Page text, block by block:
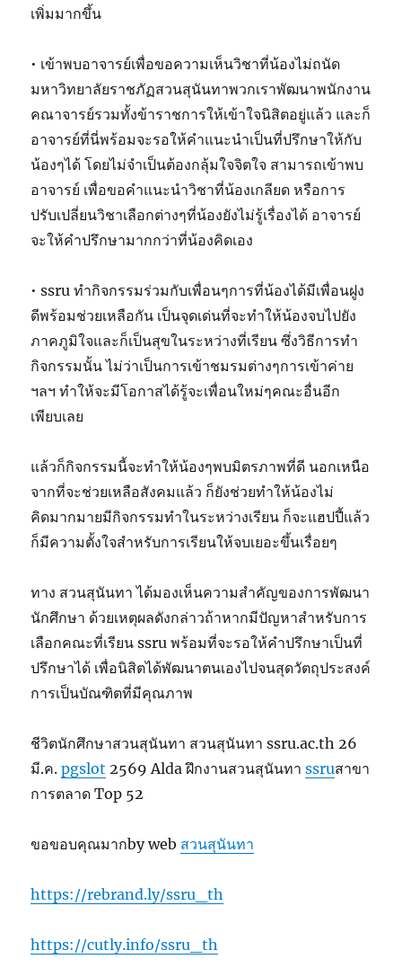
เพิ่มมากขึ้น
• เข้าพบอาจารย์เพื่อขอความเห็นวิชาที่น้องไม่ถนัด
มหาวิทยาลัยราชภัฏสวนสุนันทาพวกเราพัฒนาพนักงาน
คณาจารย์รวมทั้งข้าราชการให้เข้าใจนิสิตอยู่แล้ว และก็
อาจารย์ที่นี่พร้อมจะรอให้คำแนะนำเป็นที่ปรึกษาให้กับ
น้องๆได้ โดยไม่จำเป็นต้องกลุ้มใจจิตใจ สามารถเข้าพบ
อาจารย์ เพื่อขอคำแนะนำวิชาที่น้องเกลียด หรือการ
ปรับเปลี่ยนวิชาเลือกต่างๆที่น้องยังไม่รู้เรื่องได้ อาจารย์
จะให้คำปรึกษามากกว่าที่น้องคิดเอง
• ssru ทำกิจกรรมร่วมกับเพื่อนๆการที่น้องได้มีเพื่อนฝูง
ดีพร้อมช่วยเหลือกัน เป็นจุดเด่นที่จะทำให้น้องจบไปยัง
ภาคภูมิใจและก็เป็นสุขในระหว่างที่เรียน ซึ่งวิธีการทำ
กิจกรรมนั้น ไม่ว่าเป็นการเข้าชมรมต่างๆการเข้าค่าย
ฯลฯ ทำให้จะมีโอกาสได้รู้จะเพื่อนใหม่ๆคณะอื่นอีก
เพียบเลย
แล้วก็กิจกรรมนี้จะทำให้น้องๆพบมิตรภาพที่ดี นอกเหนือ
จากที่จะช่วยเหลือสังคมแล้ว ก็ยังช่วยทำให้น้องไม่
คิดมากมายมีกิจกรรมทำในระหว่างเรียน ก็จะแฮปปี้แล้ว
ก็มีความตั้งใจสำหรับการเรียนให้จบเยอะขึ้นเรื่อยๆ
ทาง สวนสุนันทา ได้มองเห็นความสำคัญของการพัฒนา
นักศึกษา ด้วยเหตุผลดังกล่าวถ้าหากมีปัญหาสำหรับการ
เลือกคณะที่เรียน ssru พร้อมที่จะรอให้คำปรึกษาเป็นที่
ปรึกษาได้ เพื่อนิสิตได้พัฒนาตนเองไปจนสุดวัตถุประสงค์
การเป็นบัณฑิตที่มีคุณภาพ
ชีวิตนักศึกษาสวนสุนันทา สวนสุนันทา ssru.ac.th 26
มี.ค.pgslot 2569 Alda ฝึกงานสวนสุนันทาssruสาขา
การตลาด Top 52
ขอขอบคุณมากby web สวนสุนันทา
https://rebrand.ly/ssru_th
https://cutly.info/ssru_th